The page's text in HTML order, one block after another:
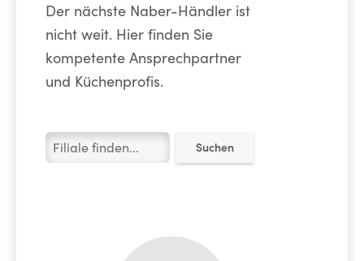
Der nächste Naber-Händler ist
nicht weit. Hier finden Sie
kompetente Ansprechpartner
und Küchenprofis.
Suchen